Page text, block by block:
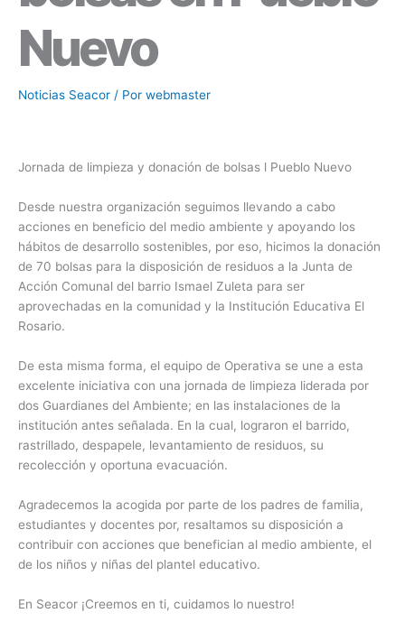
Nuevo
Noticias Seacor / Por webmaster
Jornada de limpieza y donación de bolsas l Pueblo Nuevo
Desde nuestra organización seguimos llevando a cabo
acciones en beneficio del medio ambiente y apoyando los
hábitos de desarrollo sostenibles, por eso, hicimos la donación
de 70 bolsas para la disposición de residuos a la Junta de
Acción Comunal del barrio Ismael Zuleta para ser
aprovechadas en la comunidad y la Institución Educativa El
Rosario.
De esta misma forma, el equipo de Operativa se une a esta
excelente iniciativa con una jornada de limpieza liderada por
dos Guardianes del Ambiente; en las instalaciones de la
institución antes señalada. En la cual, lograron el barrido,
rastrillado, despapele, levantamiento de residuos, su
recolección y oportuna evacuación.
Agradecemos la acogida por parte de los padres de familia,
estudiantes y docentes por, resaltamos su disposición a
contribuir con acciones que benefician al medio ambiente, el
de los niños y niñas del plantel educativo.
En Seacor ¡Creemos en ti, cuidamos lo nuestro!